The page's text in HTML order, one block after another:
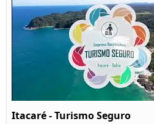
Itacaré - Turismo Seguro